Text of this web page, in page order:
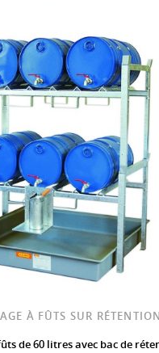
À FÛTS SUR RÉTENTION
de 60 litres avec bac de